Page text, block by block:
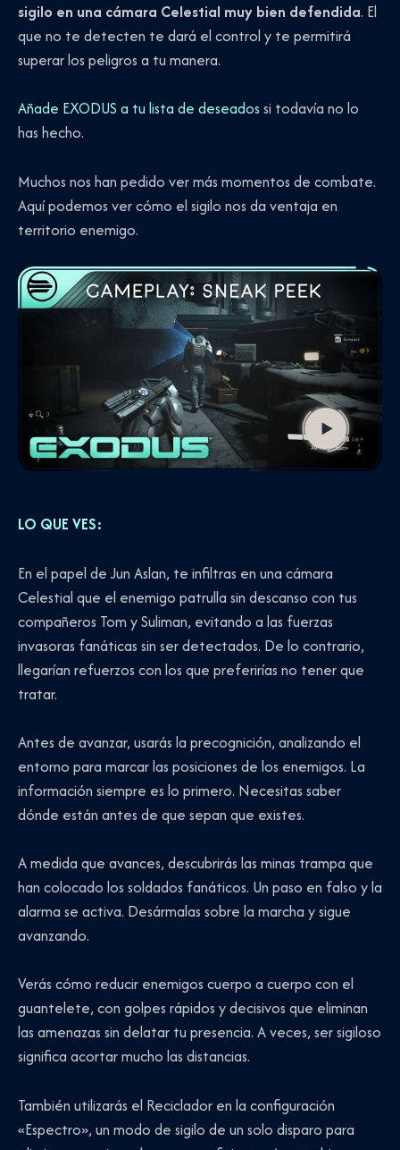
sigilo en una cámara Celestial muy bien defendida. El
que no te detecten te dará el control y te permitirá
superar los peligros a tu manera.
Añade EXODUS a tu lista de deseados si todavía no lo
has hecho.
Muchos nos han pedido ver más momentos de combate.
Aquí podemos ver cómo el sigilo nos da ventaja en
territorio enemigo.
LO QUE VES:
En el papel de Jun Aslan, te infiltras en una cámara
Celestial que el enemigo patrulla sin descanso con tus
compañeros Tom y Suliman, evitando a las fuerzas
invasoras fanáticas sin ser detectados. De lo contrario,
llegarían refuerzos con los que preferirías no tener que
tratar.
Antes de avanzar, usarás la precognición, analizando el
entorno para marcar las posiciones de los enemigos. La
información siempre es lo primero. Necesitas saber
dónde están antes de que sepan que existes.
A medida que avances, descubrirás las minas trampa que
han colocado los soldados fanáticos. Un paso en falso y la
alarma se activa. Desármalas sobre la marcha y sigue
avanzando.
Verás cómo reducir enemigos cuerpo a cuerpo con el
guantelete, con golpes rápidos y decisivos que eliminan
las amenazas sin delatar tu presencia. A veces, ser sigiloso
significa acortar mucho las distancias.
También utilizarás el Reciclador en la configuración
«Espectro», un modo de sigilo de un solo disparo para